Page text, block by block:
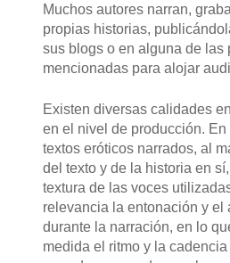
Muchos autores narran,
propias historias,
sus blogs o en alguna de las
mencionadas para alojar
Existen diversas calidades
en el nivel de producción.
textos eróticos narrados, al
del texto y de la historia en
textura de las voces
relevancia la entonación y el
durante la narración, en lo
medida el ritmo y la cadencia